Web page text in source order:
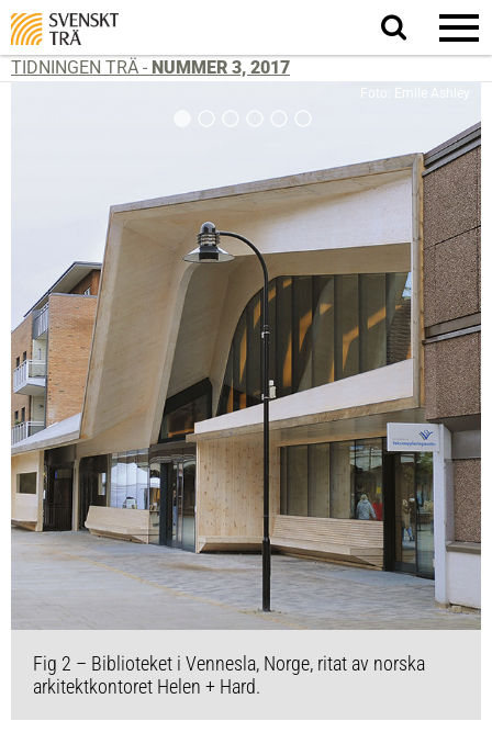
Sök
på
TIDNINGEN TRÄ - NUMMER 3, 2017
Foto: Emile Ashley
Fig 2 – Biblioteket i Vennesla, Norge, ritat av norska
arkitektkontoret Helen + Hard.